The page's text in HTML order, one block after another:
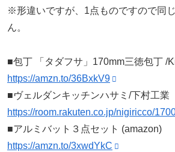
※形違いですが、1点ものですので同
ん。
■包丁 「タダフサ」170mm三徳包丁 /
https://amzn.to/36BxkV9
■ヴェルダンキッチンハサミ/下村工業
https://room.rakuten.co.jp/nigiricco/
■アルミバット３点セット (amazon)
https://amzn.to/3xwdYkC